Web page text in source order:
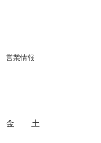
営業情報
金 土